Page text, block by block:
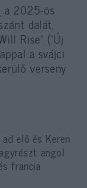
a 2025-ös
dalát,
Rise” (“Új
a svájci
verseny
ad elő és Keren
angol
francia